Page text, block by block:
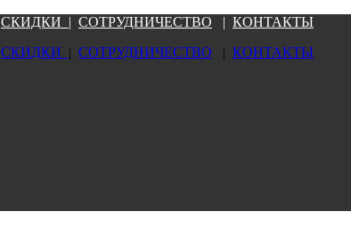
СКИДКИ | СОТРУДНИЧЕСТВО | КОНТАКТЫ
СКИДКИ | СОТРУДНИЧЕСТВО | КОНТАКТЫ